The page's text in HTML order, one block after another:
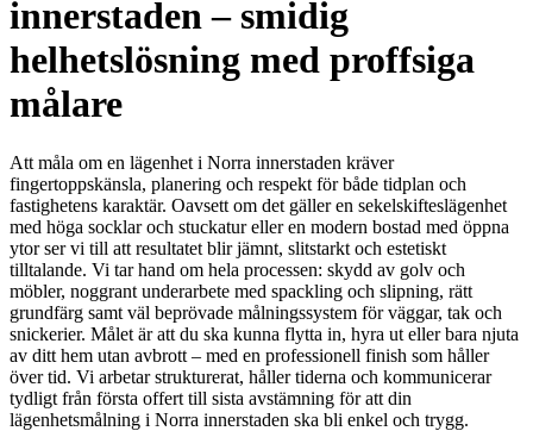
innerstaden – smidig
helhetslösning med proffsiga
målare
Att måla om en lägenhet i Norra innerstaden kräver
fingertoppskänsla, planering och respekt för både tidplan och
fastighetens karaktär. Oavsett om det gäller en sekelskifteslägenhet
med höga socklar och stuckatur eller en modern bostad med öppna
ytor ser vi till att resultatet blir jämnt, slitstarkt och estetiskt
tilltalande. Vi tar hand om hela processen: skydd av golv och
möbler, noggrant underarbete med spackling och slipning, rätt
grundfärg samt väl beprövade målningssystem för väggar, tak och
snickerier. Målet är att du ska kunna flytta in, hyra ut eller bara njuta
av ditt hem utan avbrott – med en professionell finish som håller
över tid. Vi arbetar strukturerat, håller tiderna och kommunicerar
tydligt från första offert till sista avstämning för att din
lägenhetsmålning i Norra innerstaden ska bli enkel och trygg.